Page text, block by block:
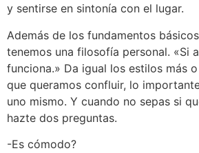
y sentirse en sintonía con el lugar.
Además de los fundamentos
tenemos una filosofía personal. «Si
funciona.» Da igual los estilos más
que queramos confluir, lo
uno mismo. Y cuando no sepas si
hazte dos preguntas.
-Es cómodo?